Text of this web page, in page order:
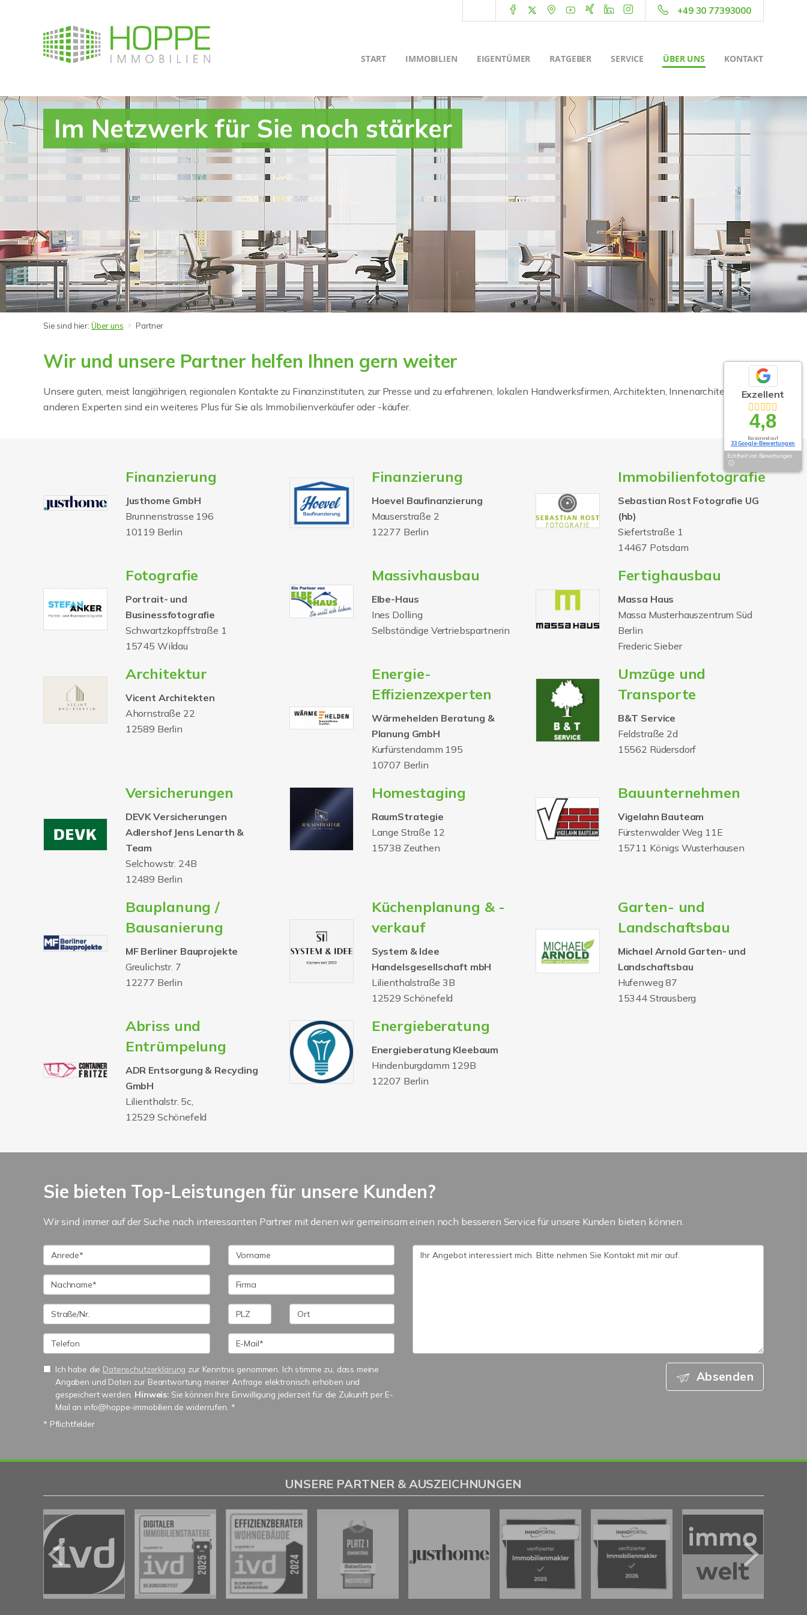
+49 30 77393000
START IMMOBILIEN EIGENTÜMER RATGEBER SERVICE ÜBER UNS KONTAKT
Im Netzwerk für Sie noch stärker
Sie sind hier: Über uns Partner
Wir und unsere Partner helfen Ihnen gern weiter
Unsere guten, meist langjährigen, regionalen Kontakte zu Finanzinstituten, zur Presse und zu erfahrenen, lokalen Handwerksfirmen, Architekten, Innenarchitekten und
anderen Experten sind ein weiteres Plus für Sie als Immobilienverkäufer oder -käufer.
Finanzierung
Justhome GmbH
Brunnenstrasse 196
10119 Berlin
Finanzierung
Hoevel Baufinanzierung
Mauserstraße 2
12277 Berlin
Immobilienfotografie
Sebastian Rost Fotografie UG
(hb)
Siefertstraße 1
14467 Potsdam
Fotografie
Portrait- und
Businessfotografie
Schwartzkopffstraße 1
15745 Wildau
Massivhausbau
Elbe-Haus
Ines Dolling
Selbständige Vertriebspartnerin
Fertighausbau
Massa Haus
Massa Musterhauszentrum Süd
Berlin
Frederic Sieber
Architektur
Vicent Architekten
Ahornstraße 22
12589 Berlin
Energie-
Effizienzexperten
Wärmehelden Beratung &
Planung GmbH
Kurfürstendamm 195
10707 Berlin
Umzüge und
Transporte
B&T Service
Feldstraße 2d
15562 Rüdersdorf
Versicherungen
DEVK Versicherungen
Adlershof Jens Lenarth &
Team
Selchowstr. 24B
12489 Berlin
Homestaging
RaumStrategie
Lange Straße 12
15738 Zeuthen
Bauunternehmen
Vigelahn Bauteam
Fürstenwalder Weg 11E
15711 Königs Wusterhausen
Bauplanung /
Bausanierung
MF Berliner Bauprojekte
Greulichstr. 7
12277 Berlin
Küchenplanung & -
verkauf
System & Idee
Handelsgesellschaft mbH
Lilienthalstraße 3B
12529 Schönefeld
Garten- und
Landschaftsbau
Michael Arnold Garten- und
Landschaftsbau
Hufenweg 87
15344 Strausberg
Abriss und
Entrümpelung
ADR Entsorgung & Recycling
GmbH
Lilienthalstr. 5c,
12529 Schönefeld
Energieberatung
Energieberatung Kleebaum
Hindenburgdamm 129B
12207 Berlin
Sie bieten Top-Leistungen für unsere Kunden?
Wir sind immer auf der Suche nach interessanten Partner mit denen wir gemeinsam einen noch besseren Service für unsere Kunden bieten können.
Ich habe die Datenschutzerklärung zur Kenntnis genommen. Ich stimme zu, dass meine
Angaben und Daten zur Beantwortung meiner Anfrage elektronisch erhoben und
gespeichert werden. Hinweis:Sie können Ihre Einwilligung jederzeit für die Zukunft per E-
Mail an info@hoppe-immobilien.de widerrufen. *
* Pflichtfelder
Absenden
Exzellent
4,8
Basierend auf
33 Google-Bewertungen
Echtheit von Bewertungen
UNSERE PARTNER & AUSZEICHNUNGEN